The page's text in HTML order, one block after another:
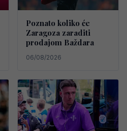
Poznato koliko će
Zaragoza zaraditi
prodajom Baždara
06/08/2026